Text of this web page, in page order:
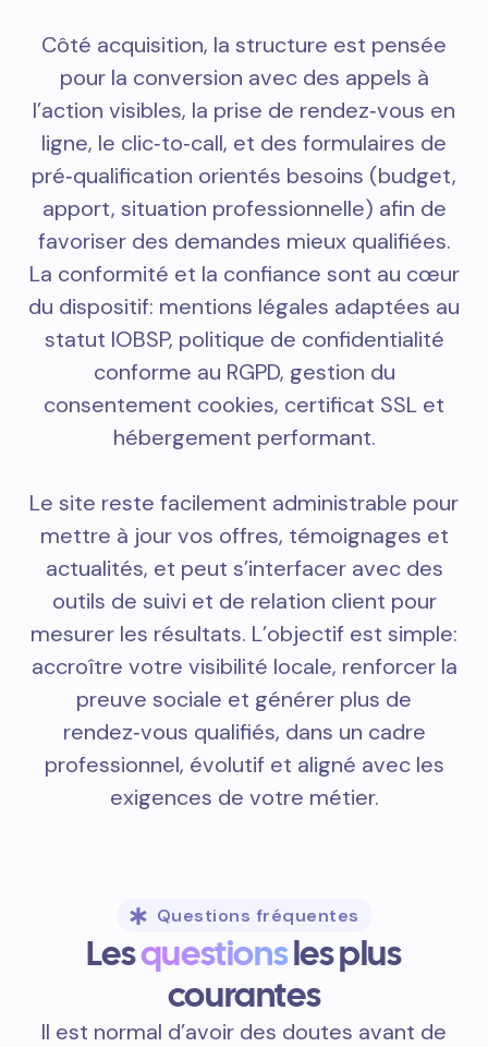
Côté acquisition, la structure est pensée
pour la conversion avec des appels à
l’action visibles, la prise de rendez‑vous en
ligne, le clic‑to‑call, et des formulaires de
pré‑qualification orientés besoins (budget,
apport, situation professionnelle) afin de
favoriser des demandes mieux qualifiées.
La conformité et la confiance sont au cœur
du dispositif: mentions légales adaptées au
statut IOBSP, politique de confidentialité
conforme au RGPD, gestion du
consentement cookies, certificat SSL et
hébergement performant.
Le site reste facilement administrable pour
mettre à jour vos offres, témoignages et
actualités, et peut s’interfacer avec des
outils de suivi et de relation client pour
mesurer les résultats. L’objectif est simple:
accroître votre visibilité locale, renforcer la
preuve sociale et générer plus de
rendez‑vous qualifiés, dans un cadre
professionnel, évolutif et aligné avec les
exigences de votre métier.
Questions fréquentes
Lesquestionsles plus
courantes
Il est normal d’avoir des doutes avant de